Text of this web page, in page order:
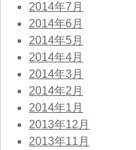
2014年7月
2014年6月
2014年5月
2014年4月
2014年3月
2014年2月
2014年1月
2013年12月
2013年11月